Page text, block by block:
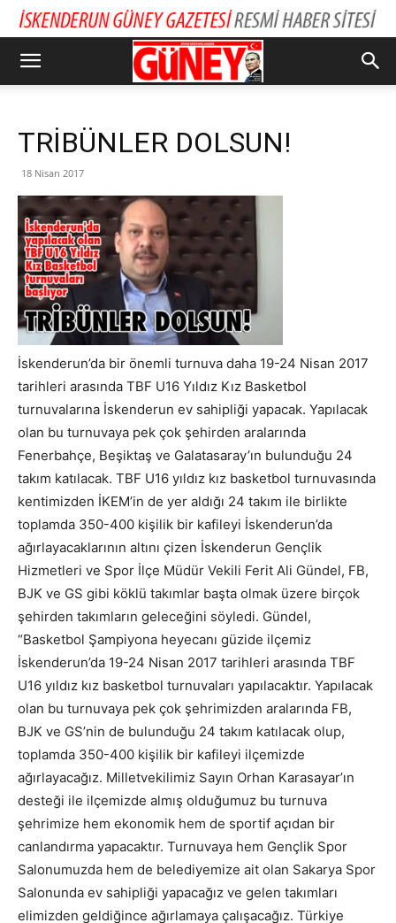
TRİBÜNLER DOLSUN!
18 Nisan 2017
İskenderun’da bir önemli turnuva daha 19-24 Nisan 2017
tarihleri arasında TBF U16 Yıldız Kız Basketbol
turnuvalarına İskenderun ev sahipliği yapacak. Yapılacak
olan bu turnuvaya pek çok şehirden aralarında
Fenerbahçe, Beşiktaş ve Galatasaray’ın bulunduğu 24
takım katılacak. TBF U16 yıldız kız basketbol turnuvasında
kentimizden İKEM’in de yer aldığı 24 takım ile birlikte
toplamda 350-400 kişilik bir kafileyi İskenderun’da
ağırlayacaklarının altını çizen İskenderun Gençlik
Hizmetleri ve Spor İlçe Müdür Vekili Ferit Ali Gündel, FB,
BJK ve GS gibi köklü takımlar başta olmak üzere birçok
şehirden takımların geleceğini söyledi. Gündel,
“Basketbol Şampiyona heyecanı güzide ilçemiz
İskenderun’da 19-24 Nisan 2017 tarihleri arasında TBF
U16 yıldız kız basketbol turnuvaları yapılacaktır. Yapılacak
olan bu turnuvaya pek çok şehrimizden aralarında FB,
BJK ve GS’nin de bulunduğu 24 takım katılacak olup,
toplamda 350-400 kişilik bir kafileyi ilçemizde
ağırlayacağız. Milletvekilimiz Sayın Orhan Karasayar’ın
desteği ile ilçemizde almış olduğumuz bu turnuva
şehrimize hem ekonomik hem de sportif açıdan bir
canlandırma yapacaktır. Turnuvaya hem Gençlik Spor
Salonumuzda hem de belediyemize ait olan Sakarya Spor
Salonunda ev sahipliği yapacağız ve gelen takımları
elimizden geldiğince ağırlamaya çalışacağız. Türkiye